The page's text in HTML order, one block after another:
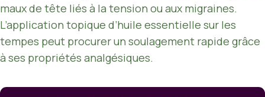
maux de tête liés à la tension ou aux migraines.
L’application topique d’huile essentielle sur les
tempes peut procurer un soulagement rapide grâce
à ses propriétés analgésiques.